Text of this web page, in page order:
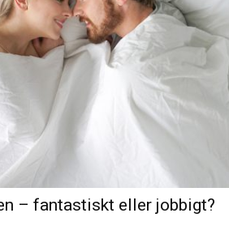
– fantastiskt eller jobbigt?